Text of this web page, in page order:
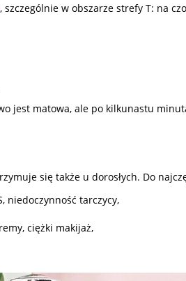
, szczególnie w obszarze strefy T: na
jest matowa, ale po kilkunastu
się także u dorosłych. Do
niedoczynność tarczycy,
ciężki makijaż,